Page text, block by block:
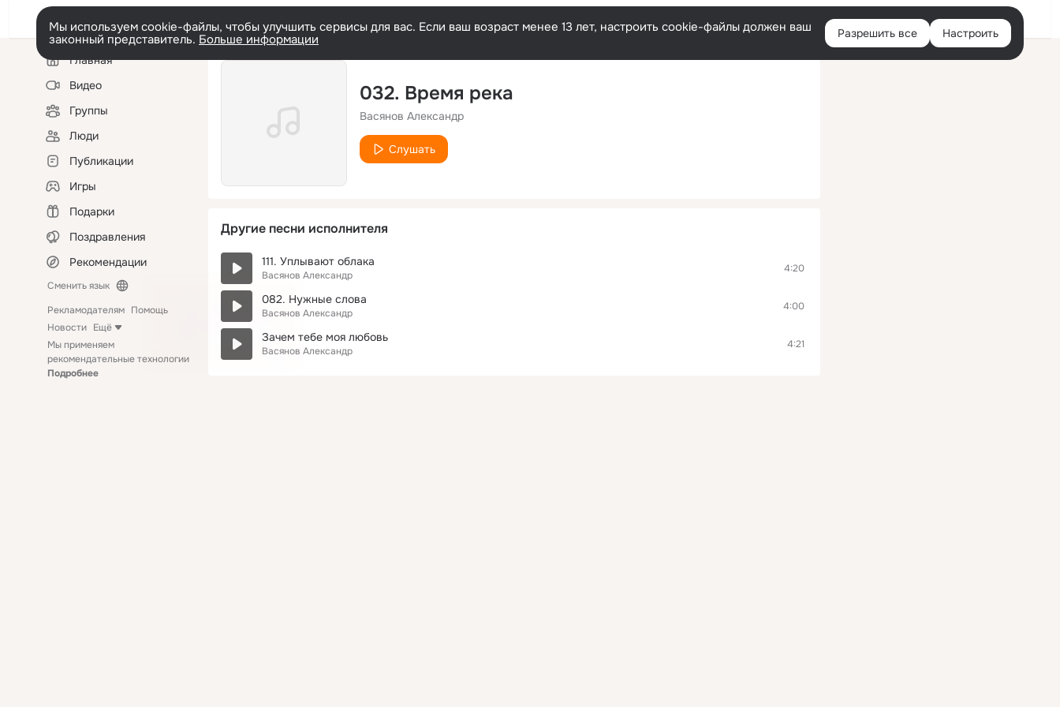
Войти
Мы используем cookie-файлы, чтобы улучшить сервисы для вас. Если ваш возраст менее 13 лет, настроить cookie-файлы должен ваш
законный представитель. Больше информации Разрешить все Настроить
Левая
колонкаГлавная
Видео
Группы
Люди
Публикации
Игры
Подарки
Поздравления
Рекомендации
Сменить язык
Рекламодателям Помощь
Новости Ещё
Мы применяем
рекомендательные технологии
Подробнее
032. Время река
Васянов Александр
Слушать
Другие песни исполнителя
111. Уплывают облака
Васянов Александр
4:20
082. Нужные слова
Васянов Александр
4:00
Зачем тебе моя любовь
Васянов Александр
4:21